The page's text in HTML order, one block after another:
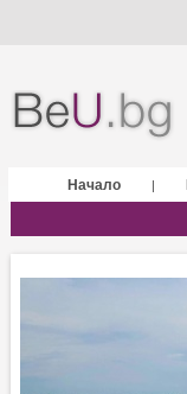
Начало |